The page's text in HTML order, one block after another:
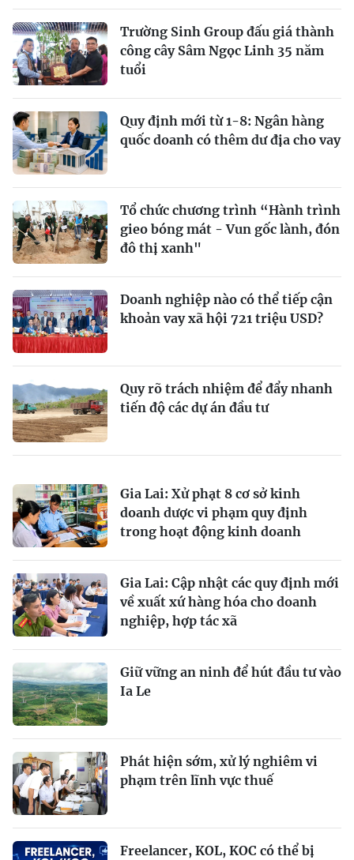
Trường Sinh Group đấu giá thành
công cây Sâm Ngọc Linh 35 năm
tuổi
Quy định mới từ 1-8: Ngân hàng
quốc doanh có thêm dư địa cho vay
Tổ chức chương trình “Hành trình
gieo bóng mát - Vun gốc lành, đón
đô thị xanh"
Doanh nghiệp nào có thể tiếp cận
khoản vay xã hội 721 triệu USD?
Quy rõ trách nhiệm để đẩy nhanh
tiến độ các dự án đầu tư
Gia Lai: Xử phạt 8 cơ sở kinh
doanh dược vi phạm quy định
trong hoạt động kinh doanh
Gia Lai: Cập nhật các quy định mới
về xuất xứ hàng hóa cho doanh
nghiệp, hợp tác xã
Giữ vững an ninh để hút đầu tư vào
Ia Le
Phát hiện sớm, xử lý nghiêm vi
phạm trên lĩnh vực thuế
Freelancer, KOL, KOC có thể bị